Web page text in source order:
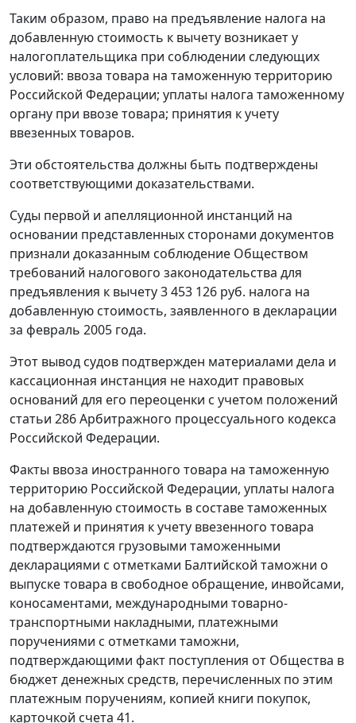
Таким образом, право на предъявление налога на
добавленную стоимость к вычету возникает у
налогоплательщика при соблюдении следующих
условий: ввоза товара на таможенную территорию
Российской Федерации; уплаты налога таможенному
органу при ввозе товара; принятия к учету
ввезенных товаров.
Эти обстоятельства должны быть подтверждены
соответствующими доказательствами.
Суды первой и апелляционной инстанций на
основании представленных сторонами документов
признали доказанным соблюдение Обществом
требований налогового законодательства для
предъявления к вычету 3 453 126 руб. налога на
добавленную стоимость, заявленного в декларации
за февраль 2005 года.
Этот вывод судов подтвержден материалами дела и
кассационная инстанция не находит правовых
оснований для его переоценки с учетом положений
статьи 286Арбитражного процессуального кодекса
Российской Федерации.
Факты ввоза иностранного товара на таможенную
территорию Российской Федерации, уплаты налога
на добавленную стоимость в составе таможенных
платежей и принятия к учету ввезенного товара
подтверждаются грузовыми таможенными
декларациями с отметками Балтийской таможни о
выпуске товара в свободное обращение, инвойсами,
коносаментами, международными товарно-
транспортными накладными, платежными
поручениями с отметками таможни,
подтверждающими факт поступления от Общества в
бюджет денежных средств, перечисленных по этим
платежным поручениям, копией книги покупок,
карточкой счета 41.